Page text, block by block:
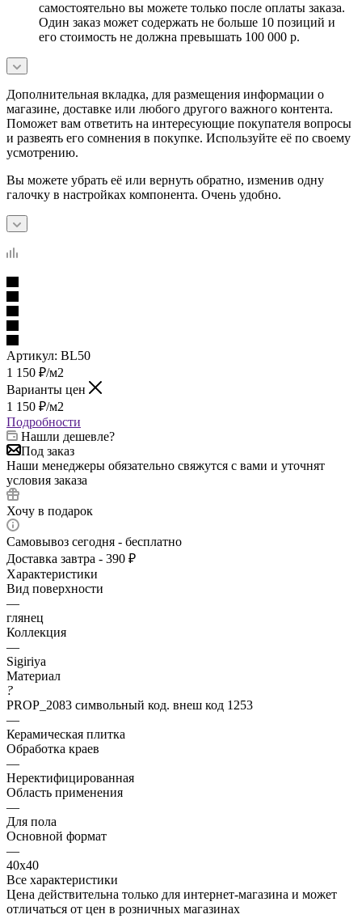
самостоятельно вы можете только после оплаты заказа.
Один заказ может содержать не больше 10 позиций и
его стоимость не должна превышать 100 000 р.
Дополнительная вкладка, для размещения информации о
магазине, доставке или любого другого важного контента.
Поможет вам ответить на интересующие покупателя вопросы
и развеять его сомнения в покупке. Используйте её по своему
усмотрению.
Вы можете убрать её или вернуть обратно, изменив одну
галочку в настройках компонента. Очень удобно.
Артикул: BL50
1 150 ₽/м2
Варианты цен
1 150 ₽/м2
Подробности
Нашли дешевле?
Под заказ
Наши менеджеры обязательно свяжутся с вами и уточнят
условия заказа
Хочу в подарок
Самовывоз сегодня - бесплатно
Доставка завтра - 390 ₽
Характеристики
Вид поверхности
—
глянец
Коллекция
—
Sigiriya
Материал
?
PROP_2083 символьный код. внеш код 1253
—
Керамическая плитка
Обработка краев
—
Неректифицированная
Область применения
—
Для пола
Основной формат
—
40х40
Все характеристики
Цена действительна только для интернет-магазина и может
отличаться от цен в розничных магазинах